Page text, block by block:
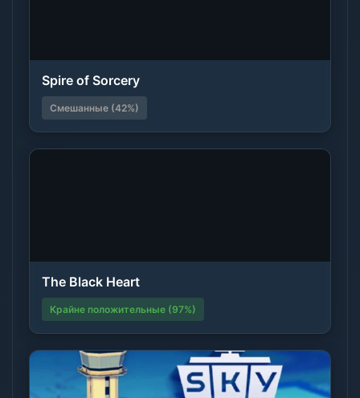
Spire of Sorcery
Смешанные (42%)
The Black Heart
Крайне положительные (97%)